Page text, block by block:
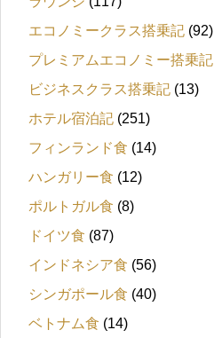
エコノミークラス搭乗記 (92)
プレミアムエコノミー搭乗記
ビジネスクラス搭乗記 (13)
ホテル宿泊記 (251)
フィンランド食 (14)
ハンガリー食 (12)
ポルトガル食 (8)
ドイツ食 (87)
インドネシア食 (56)
シンガポール食 (40)
ベトナム食 (14)